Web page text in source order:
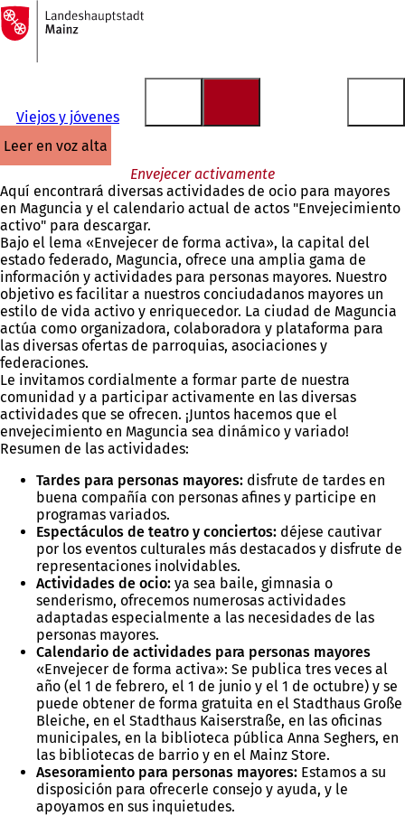
Saltar al contenido
A
la
página
Viejos y jóvenes
leer en voz alta
Envejecer activamente
Aquí encontrará diversas actividades de ocio para mayores
en Maguncia y el calendario actual de actos "Envejecimiento
activo" para descargar.
Bajo el lema «Envejecer de forma activa», la capital del
estado federado, Maguncia, ofrece una amplia gama de
información y actividades para personas mayores. Nuestro
objetivo es facilitar a nuestros conciudadanos mayores un
estilo de vida activo y enriquecedor. La ciudad de Maguncia
actúa como organizadora, colaboradora y plataforma para
las diversas ofertas de parroquias, asociaciones y
federaciones.
Le invitamos cordialmente a formar parte de nuestra
comunidad y a participar activamente en las diversas
actividades que se ofrecen. ¡Juntos hacemos que el
envejecimiento en Maguncia sea dinámico y variado!
Resumen de las actividades:
Tardes para personas mayores: disfrute de tardes en
buena compañía con personas afines y participe en
programas variados.
Espectáculos de teatro y conciertos: déjese cautivar
por los eventos culturales más destacados y disfrute de
representaciones inolvidables.
Actividades de ocio: ya sea baile, gimnasia o
senderismo, ofrecemos numerosas actividades
adaptadas especialmente a las necesidades de las
personas mayores.
Calendario de actividades para personas mayores
«Envejecer de forma activa»: Se publica tres veces al
año (el 1 de febrero, el 1 de junio y el 1 de octubre) y se
puede obtener de forma gratuita en el Stadthaus Große
Bleiche, en el Stadthaus Kaiserstraße, en las oficinas
municipales, en la biblioteca pública Anna Seghers, en
las bibliotecas de barrio y en el Mainz Store.
Asesoramiento para personas mayores: Estamos a su
disposición para ofrecerle consejo y ayuda, y le
apoyamos en sus inquietudes.